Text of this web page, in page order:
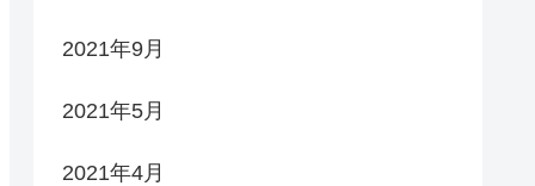
2021年9月
2021年5月
2021年4月